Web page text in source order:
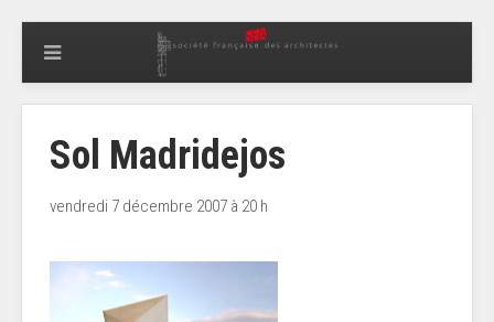
Sol Madridejos
vendredi 7 décembre 2007 à 20 h